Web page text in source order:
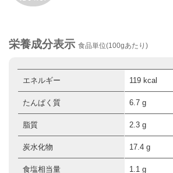
栄養成分表示 食品単位(100gあたり)
エネルギー 119 kcal
たんぱく質 6.7 g
脂質 2.3 g
炭水化物 17.4 g
食塩相当量 1.1 g